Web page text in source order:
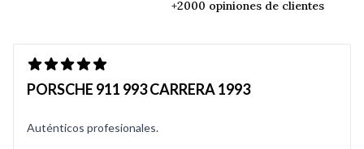
+2000 opiniones de clientes
PORSCHE 911 993 CARRERA 1993
Auténticos profesionales.